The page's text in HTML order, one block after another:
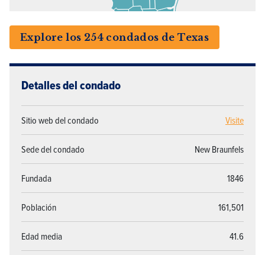
Explore los 254 condados de Texas
Detalles del condado
Sitio web del condado Visite
Sede del condado New Braunfels
Fundada 1846
Población 161,501
Edad media 41.6